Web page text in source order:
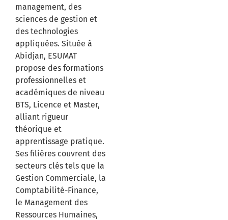
management, des
sciences de gestion et
des technologies
appliquées. Située à
Abidjan, ESUMAT
propose des formations
professionnelles et
académiques de niveau
BTS, Licence et Master,
alliant rigueur
théorique et
apprentissage pratique.
Ses filières couvrent des
secteurs clés tels que la
Gestion Commerciale, la
Comptabilité-Finance,
le Management des
Ressources Humaines,